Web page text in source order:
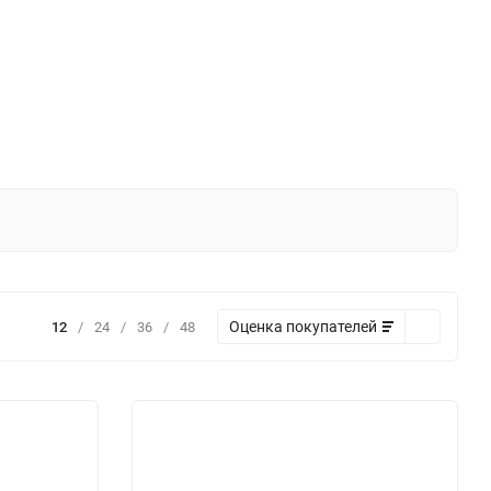
12 / 24 / 36 / 48 Оценка покупателей